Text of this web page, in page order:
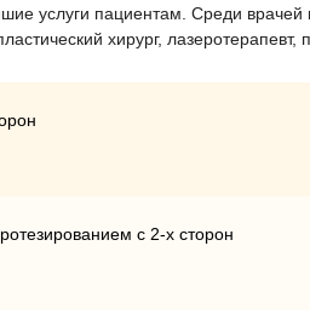
услуги пациентам. Среди
хирург, лазеротерапевт,
c 2-х сторон